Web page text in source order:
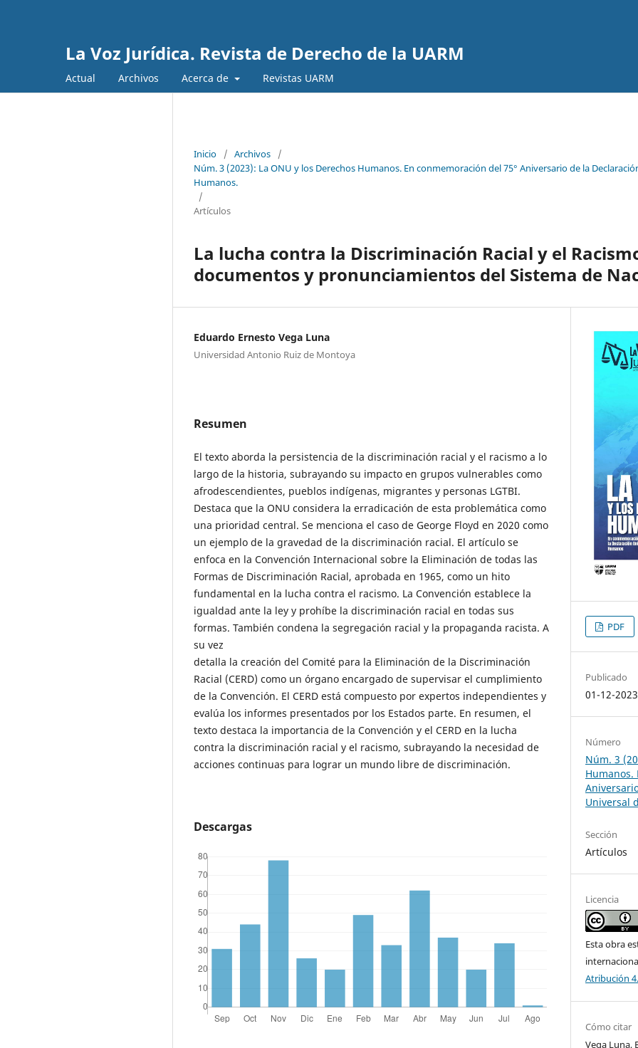
La Voz Jurídica. Revista de Derecho de la UARM
Actual Archivos Acerca de Revistas UARM
Inicio / Archivos
/
Núm. 3 (2023): La ONU y los Derechos Humanos. En conmemoración del 75° Aniversario de la
Humanos.
/
Artículos
La lucha contra la Discriminación Racial y el
documentos y pronunciamientos del Sistema de
Eduardo Ernesto Vega Luna
Universidad Antonio Ruiz de Montoya
Resumen
El texto aborda la persistencia de la discriminación racial y el racismo a lo
largo de la historia, subrayando su impacto en grupos vulnerables como
afrodescendientes, pueblos indígenas, migrantes y personas LGTBI.
Destaca que la ONU considera la erradicación de esta problemática como
una prioridad central. Se menciona el caso de George Floyd en 2020 como
un ejemplo de la gravedad de la discriminación racial. El artículo se
enfoca en la Convención Internacional sobre la Eliminación de todas las
Formas de Discriminación Racial, aprobada en 1965, como un hito
fundamental en la lucha contra el racismo. La Convención establece la
igualdad ante la ley y prohíbe la discriminación racial en todas sus
formas. También condena la segregación racial y la propaganda racista. A
su vez
detalla la creación del Comité para la Eliminación de la Discriminación
Racial (CERD) como un órgano encargado de supervisar el cumplimiento
de la Convención. El CERD está compuesto por expertos independientes y
evalúa los informes presentados por los Estados parte. En resumen, el
texto destaca la importancia de la Convención y el CERD en la lucha
contra la discriminación racial y el racismo, subrayando la necesidad de
acciones continuas para lograr un mundo libre de discriminación.
Descargas
PDF
Publicado
01-12-2023
Número
Núm. 3
Humanos.
Universal
Sección
Artículos
Licencia
Esta obra
Atribución
Cómo citar
Vega Luna,